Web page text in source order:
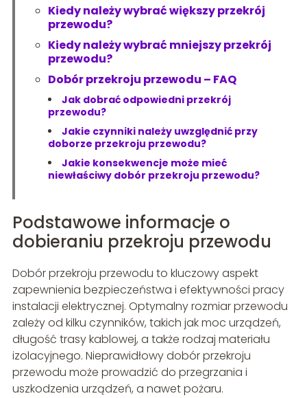
Kiedy należy wybrać większy przekrój
przewodu?
Kiedy należy wybrać mniejszy przekrój
przewodu?
Dobór przekroju przewodu – FAQ
Jak dobrać odpowiedni przekrój
przewodu?
Jakie czynniki należy uwzględnić przy
doborze przekroju przewodu?
Jakie konsekwencje może mieć
niewłaściwy dobór przekroju przewodu?
Podstawowe informacje o
dobieraniu przekroju przewodu
Dobór przekroju przewodu to kluczowy aspekt
zapewnienia bezpieczeństwa i efektywności pracy
instalacji elektrycznej. Optymalny rozmiar przewodu
zależy od kilku czynników, takich jak moc urządzeń,
długość trasy kablowej, a także rodzaj materiału
izolacyjnego. Nieprawidłowy dobór przekroju
przewodu może prowadzić do przegrzania i
uszkodzenia urządzeń, a nawet pożaru.